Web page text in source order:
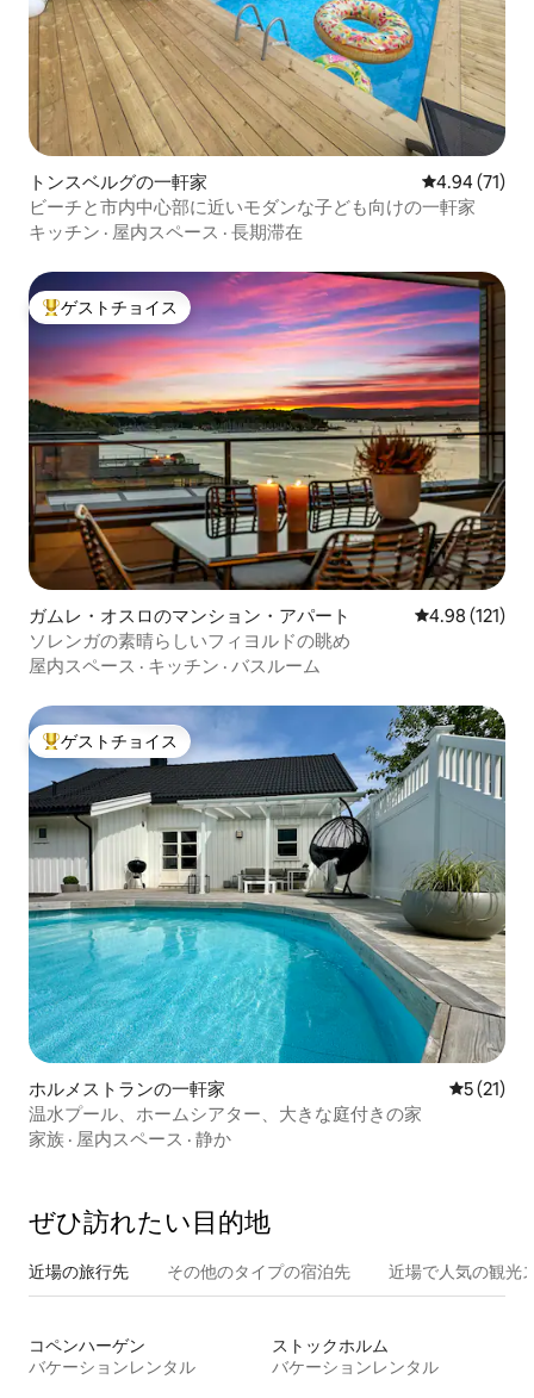
トンスベルグの一軒家 レビュー71
4.94 (71)
ビーチと市内中心部に近いモダンな子ども向けの一軒家
キッチン · 屋内スペース · 長期滞在
大好評のゲストチョイスです。
ゲストチョイス
ガムレ・オスロのマンション・アパート レビュー121
4.98 (121)
ソレンガの素晴らしいフィヨルドの眺め
屋内スペース · キッチン · バスルーム
大好評のゲストチョイスです。
ゲストチョイス
ホルメストランの一軒家 レビュー
5 (21)
温水プール、ホームシアター、大きな庭付きの家
家族 · 屋内スペース · 静か
ぜひ訪⁠れ⁠た⁠い目⁠的⁠地
近場の旅行先 その他のタ⁠イ⁠プ⁠の宿⁠泊⁠先 近場で人気の観光
コペンハーゲン
バケーションレンタル
ストックホルム
バケーションレンタル